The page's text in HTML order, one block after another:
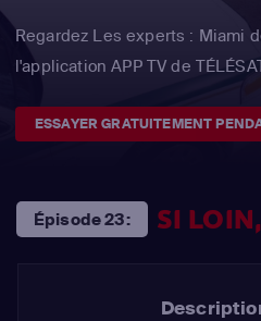
Regardez Les experts : Miami
l'application APP TV de
ESSAYER GRATUITEMENT
Épisode 23: SI